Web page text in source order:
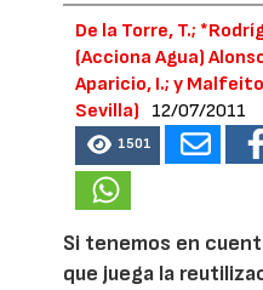
De la Torre, T.;
(Acciona Agua)
Aparicio, I.; y
Sevilla)
12/07/2011
1501
Si tenemos en
que juega la